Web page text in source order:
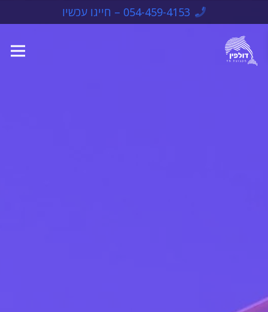
נגישות
054-459-4153 – חייגו עכשיו